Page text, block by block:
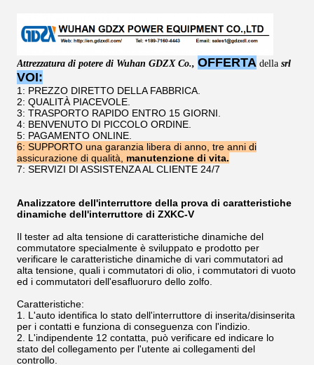
Attrezzatura di potere di Wuhan GDZX Co., OFFERTA della srl
VOI:
1: PREZZO DIRETTO DELLA FABBRICA.
2: QUALITÀ PIACEVOLE.
3: TRASPORTO RAPIDO ENTRO 15 GIORNI.
4: BENVENUTO DI PICCOLO ORDINE.
5: PAGAMENTO ONLINE.
6: SUPPORTO una garanzia libera di anno, tre anni di
assicurazione di qualità, manutenzione di vita.
7: SERVIZI DI ASSISTENZA AL CLIENTE 24/7
Analizzatore dell'interruttore della prova di caratteristiche
dinamiche dell'interruttore di ZXKC-V
Il tester ad alta tensione di caratteristiche dinamiche del
commutatore specialmente è sviluppato e prodotto per
verificare le caratteristiche dinamiche di vari commutatori ad
alta tensione, quali i commutatori di olio, i commutatori di vuoto
ed i commutatori dell'esafluoruro dello zolfo.
Caratteristiche:
1. L'auto identifica lo stato dell'interruttore di inserita/disinserita
per i contatti e funziona di conseguenza con l'indizio.
2. L'indipendente 12 contatta, può verificare ed indicare lo
stato del collegamento per l'utente ai collegamenti del
controllo.